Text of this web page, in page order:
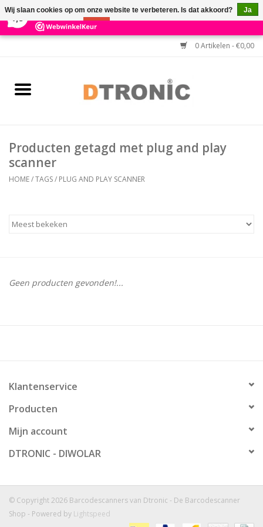
3 Reviews ×
0 Artikelen - €0,00
BARCODESCANNERS
HULP BIJ INSTALLATIE
Producten getagd met plug and play
scanner
HOME/TAGS/ PLUG AND PLAY SCANNER
Geen producten gevonden!...
Klantenservice
Producten
Mijn account
DTRONIC - DIWOLAR
© Copyright 2026 Barcodescanners van Dtronic - De Barcodescanner
Shop - Powered by Lightspeed
Wij slaan cookies op om onze website te verbeteren. Is dat akkoord?
Ja
Nee